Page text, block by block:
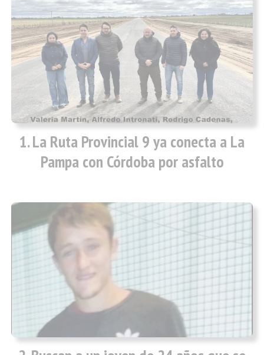
La Ruta Provincial 9 ya conecta a La
Pampa con Córdoba por asfalto